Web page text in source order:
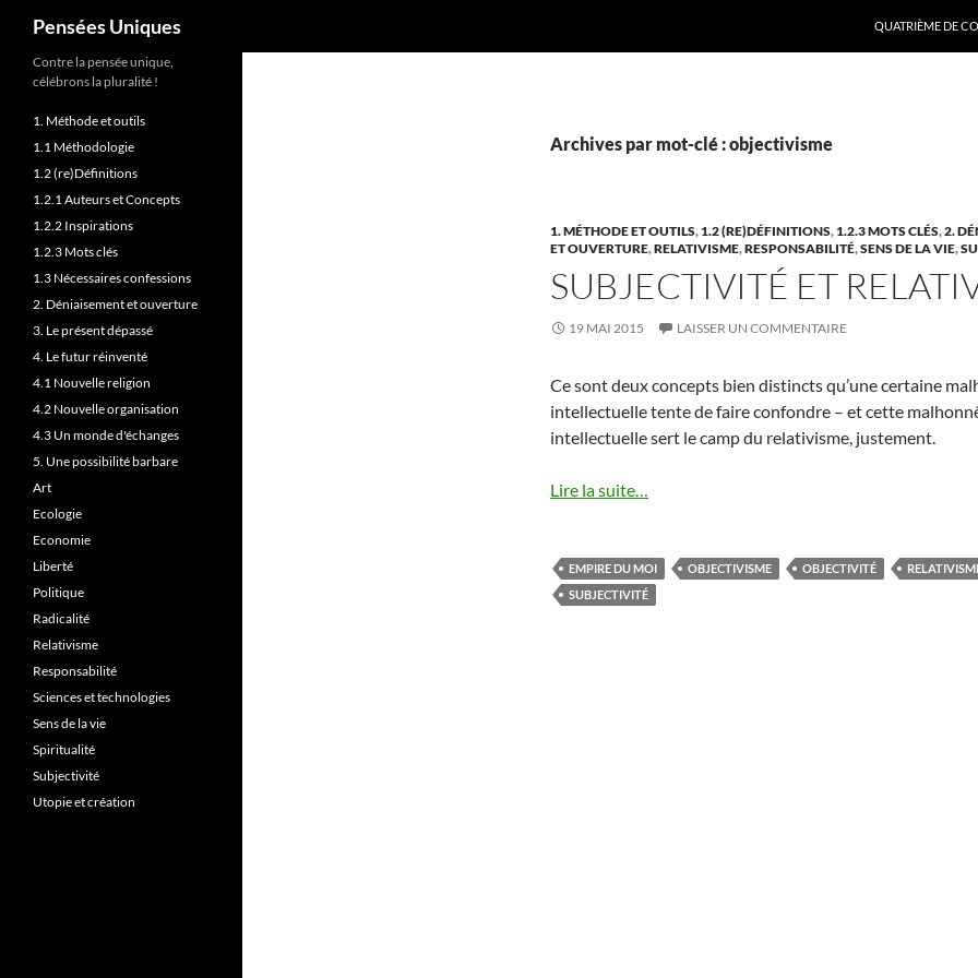
Pensées Uniques
QUATRIÈME DE
Archives par mot-clé : objectivisme
1. MÉTHODE ET OUTILS, 1.2 (RE)DÉFINITIONS, 1.2.3 MOTS CLÉS,2.
ET OUVERTURE,RELATIVISME,RESPONSABILITÉ,SENS DE LA VIE,
SUBJECTIVITÉ ET
19 MAI 2015 LAISSER UN COMMENTAIRE
Ce sont deux concepts bien distincts qu’une certaine
intellectuelle tente de faire confondre – et cette
intellectuelle sert le camp du relativisme, justement.
Lire la suite…
EMPIRE DU MOI OBJECTIVISME OBJECTIVITÉ
SUBJECTIVITÉ
Contre la pensée unique,
célébrons la pluralité !
1. Méthode et outils
1.1 Méthodologie
1.2 (re)Définitions
1.2.1 Auteurs et Concepts
1.2.2 Inspirations
1.2.3 Mots clés
1.3 Nécessaires confessions
2. Déniaisement et ouverture
3. Le présent dépassé
4. Le futur réinventé
4.1 Nouvelle religion
4.2 Nouvelle organisation
4.3 Un monde d'échanges
5. Une possibilité barbare
Art
Ecologie
Economie
Liberté
Politique
Radicalité
Relativisme
Responsabilité
Sciences et technologies
Sens de la vie
Spiritualité
Subjectivité
Utopie et création